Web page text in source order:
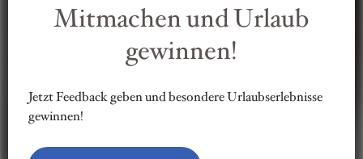
Mitmachen und Urlaub
gewinnen!
Jetzt Feedback geben und besondere Urlaubserlebnisse
gewinnen!